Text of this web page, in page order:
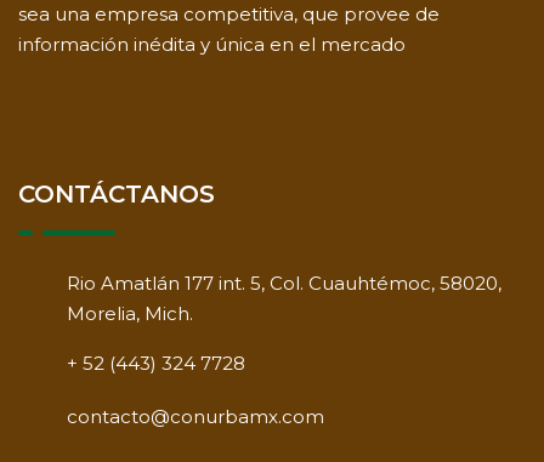
sea una empresa competitiva, que provee de
información inédita y única en el mercado
CONTÁCTANOS
Rio Amatlán 177 int. 5, Col. Cuauhtémoc, 58020,
Morelia, Mich.
+ 52 (443) 324 7728
contacto@conurbamx.com